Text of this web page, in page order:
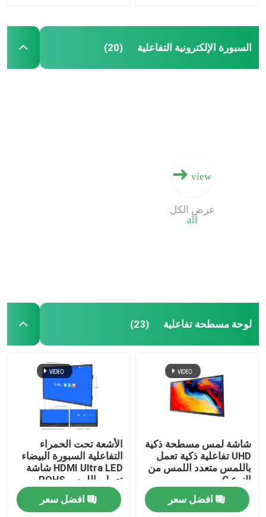
مسكن
منتجات
أشرطة فيديو
السبورة الإلكترونية التفاعلية (20)
view
all
عرض الكل
لوحة مسطحة تفاعلية (23)
شاشة لمس مسطحة ذكية
UHD تفاعلية ذكية تعمل
باللمس متعدد اللمس من
النوع C.
افضل سعر
الأشعة تحت الحمراء
التفاعلية السبورة البيضاء
HDMI Ultra LED شاشة
تعمل باللمس ROHS
افضل سعر